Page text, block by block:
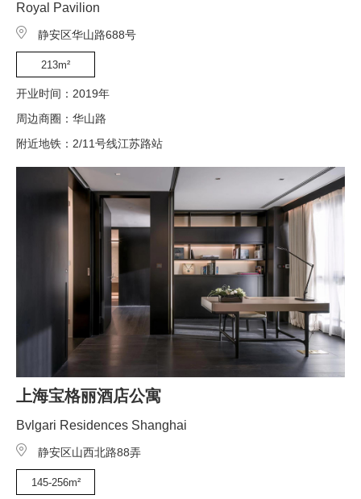
Royal Pavilion
静安区华山路688号
213m²
开业时间：2019年
周边商圈：华山路
附近地铁：2/11号线江苏路站
上海宝格丽酒店公寓
Bvlgari Residences Shanghai
静安区山西北路88弄
145-256m²